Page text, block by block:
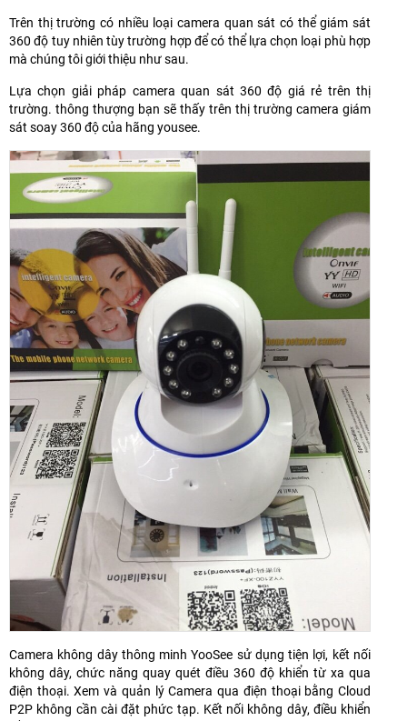
Trên thị trường có nhiều loại camera quan sát có thể giám sát
360 độ tuy nhiên tùy trường hợp để có thể lựa chọn loại phù hợp
mà chúng tôi giới thiệu như sau.
Lựa chọn giải pháp camera quan sát 360 độ giá rẻ trên thị
trường. thông thượng bạn sẽ thấy trên thị trường camera giám
sát soay 360 độ của hãng yousee.
Camera không dây thông minh YooSee sử dụng tiện lợi, kết nối
không dây, chức năng quay quét điều 360 độ khiển từ xa qua
điện thoại. Xem và quản lý Camera qua điện thoại bằng Cloud
P2P không cần cài đặt phức tạp. Kết nối không dây, điều khiển